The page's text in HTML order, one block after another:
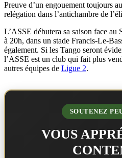
Preuve d’un engouement toujours
relégation dans l’antichambre de
L’ASSE débutera sa saison face
à 20h, dans un stade Francis-Le-
également. Si les Tango seront
l’ASSE est un club qui fait plus
autres équipes de Ligue 2.
SOUTENEZ
VOUS